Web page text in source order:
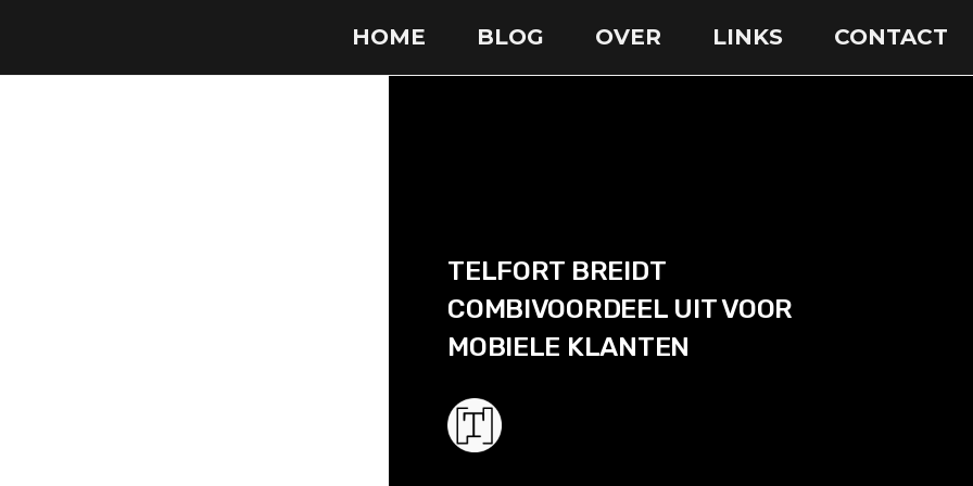
HOME BLOG OVER LINKS CONTACT
TELFORT BREIDT
COMBIVOORDEEL UIT VOOR
MOBIELE KLANTEN